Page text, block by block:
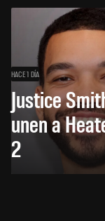
HACE 1 DÍA
Justice
unen a
2